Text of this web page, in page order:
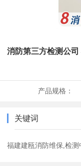
消防第三方检测公
产品规格：
关键词
福建建瓯消防维保,检测